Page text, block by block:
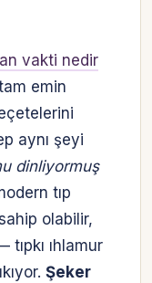
vakti nedir
emin
aynı şeyi
dinliyormuş
tıp
olabilir,
ıhlamur
Şeker